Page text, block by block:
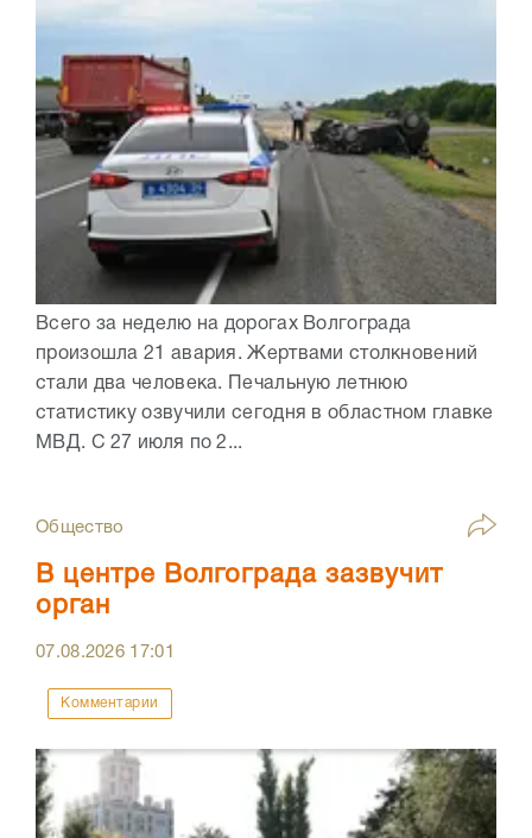
Всего за неделю на дорогах Волгограда
произошла 21 авария. Жертвами столкновений
стали два человека. Печальную летнюю
статистику озвучили сегодня в областном главке
МВД. С 27 июля по 2...
Общество
В центре Волгограда зазвучит
орган
07.08.2026 17:01
Комментарии